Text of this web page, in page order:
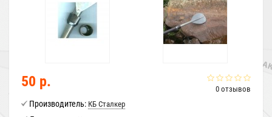
0 отзывов
50 р.
Производитель: КБ Сталкер